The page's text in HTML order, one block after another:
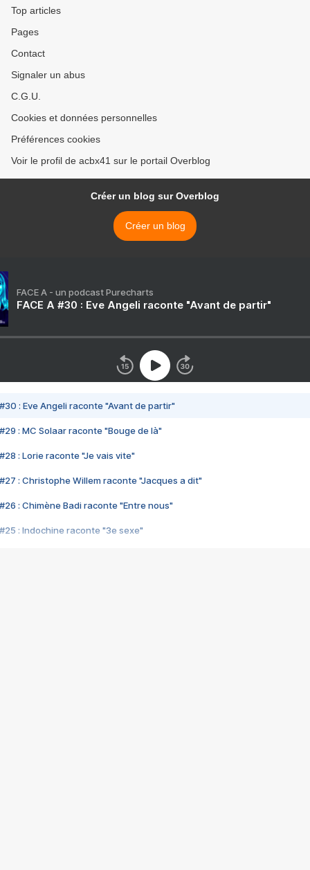
Top articles
Pages
Contact
Signaler un abus
C.G.U.
Cookies et données personnelles
Préférences cookies
Voir le profil de acbx41 sur le portail Overblog
Créer un blog sur Overblog
Créer un blog
FACE A - un podcast Purecharts
FACE A #30 : Eve Angeli raconte "Avant de partir"
#30 : Eve Angeli raconte "Avant de partir"
#29 : MC Solaar raconte "Bouge de là"
#28 : Lorie raconte "Je vais vite"
#27 : Christophe Willem raconte "Jacques a dit"
#26 : Chimène Badi raconte "Entre nous"
#25 : Indochine raconte "3e sexe"